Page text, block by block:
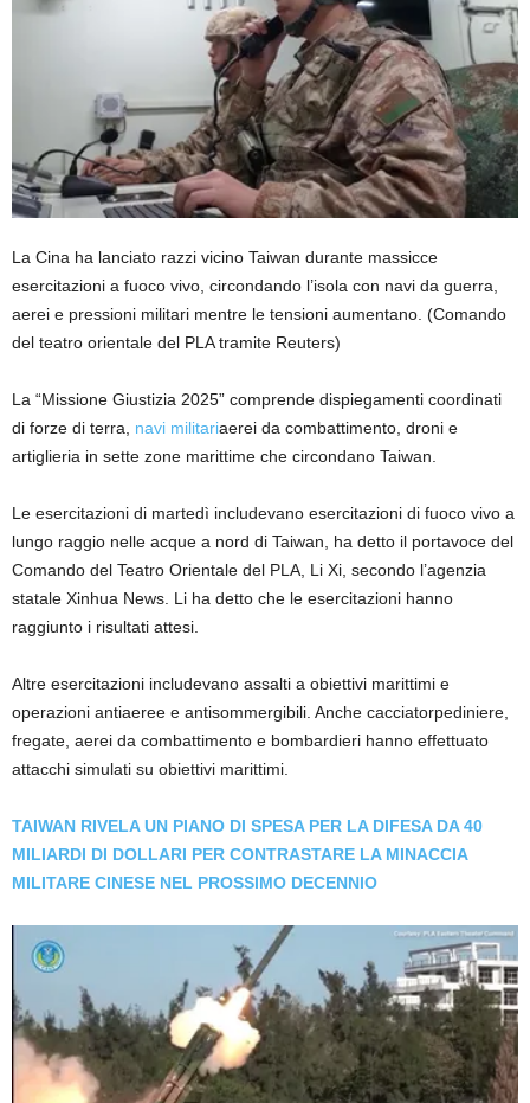
La Cina ha lanciato razzi vicino Taiwan durante massicce
esercitazioni a fuoco vivo, circondando l’isola con navi da guerra,
aerei e pressioni militari mentre le tensioni aumentano. (Comando
del teatro orientale del PLA tramite Reuters)
La “Missione Giustizia 2025” comprende dispiegamenti coordinati
di forze di terra, navi militariaerei da combattimento, droni e
artiglieria in sette zone marittime che circondano Taiwan.
Le esercitazioni di martedì includevano esercitazioni di fuoco vivo a
lungo raggio nelle acque a nord di Taiwan, ha detto il portavoce del
Comando del Teatro Orientale del PLA, Li Xi, secondo l’agenzia
statale Xinhua News. Li ha detto che le esercitazioni hanno
raggiunto i risultati attesi.
Altre esercitazioni includevano assalti a obiettivi marittimi e
operazioni antiaeree e antisommergibili. Anche cacciatorpediniere,
fregate, aerei da combattimento e bombardieri hanno effettuato
attacchi simulati su obiettivi marittimi.
TAIWAN RIVELA UN PIANO DI SPESA PER LA DIFESA DA 40
MILIARDI DI DOLLARI PER CONTRASTARE LA MINACCIA
MILITARE CINESE NEL PROSSIMO DECENNIO